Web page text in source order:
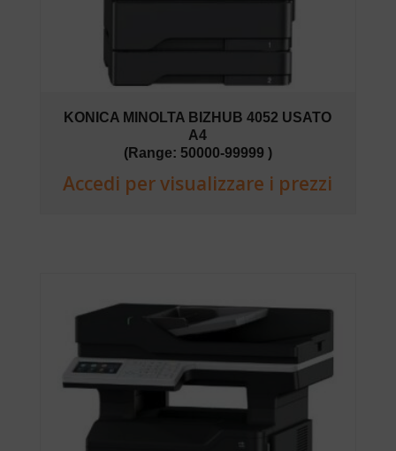
KONICA MINOLTA BIZHUB 4052 USATO
A4
(Range: 50000-99999 )
Accedi per visualizzare i prezzi